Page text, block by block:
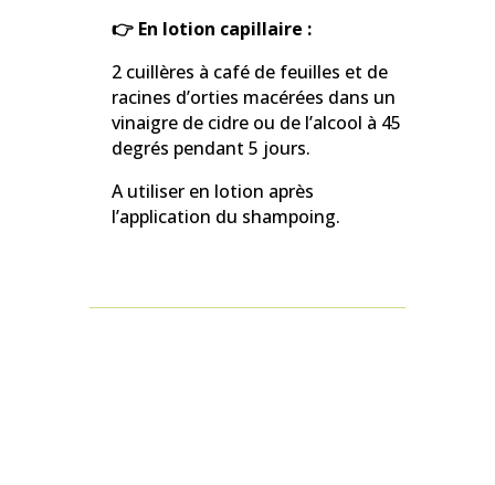
👉 En lotion capillaire :
2 cuillères à café de feuilles et de
racines d’orties macérées dans un
vinaigre de cidre ou de l’alcool à 45
degrés pendant 5 jours.
A utiliser en lotion après
l’application du shampoing.